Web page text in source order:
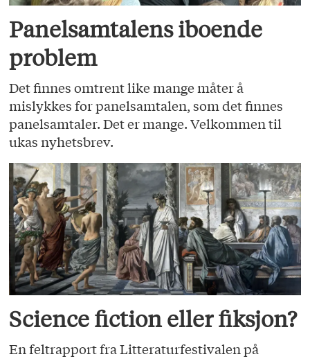
Panelsamtalens iboende
problem
Det finnes omtrent like mange måter å
mislykkes for panelsamtalen, som det finnes
panelsamtaler. Det er mange. Velkommen til
ukas nyhetsbrev.
Science fiction eller fiksjon?
En feltrapport fra Litteraturfestivalen på